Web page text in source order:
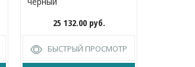
25 132.00 руб.
БЫСТРЫЙ ПРОСМОТР